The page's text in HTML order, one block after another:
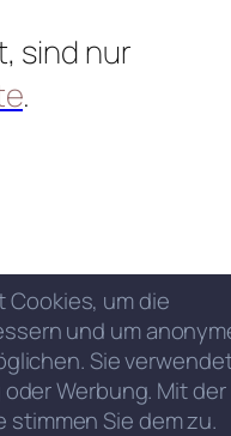
sind nur
.
Cookies, um die
und um
Sie
Werbung. Mit der
Sie dem zu.